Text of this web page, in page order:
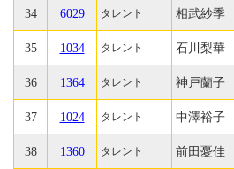
34 6029 タレント 相武紗季
35 1034 タレント 石川梨華
36 1364 タレント 神戸蘭子
37 1024 タレント 中澤裕子
38 1360 タレント 前田憂佳